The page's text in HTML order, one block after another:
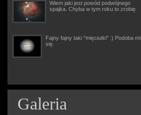
Wiem jaki jest powód podwójnego
spajka. Chyba w tym roku to zrobię
Fajny fajny taki "mięciutki" :) Podoba mi
się.
Galeria